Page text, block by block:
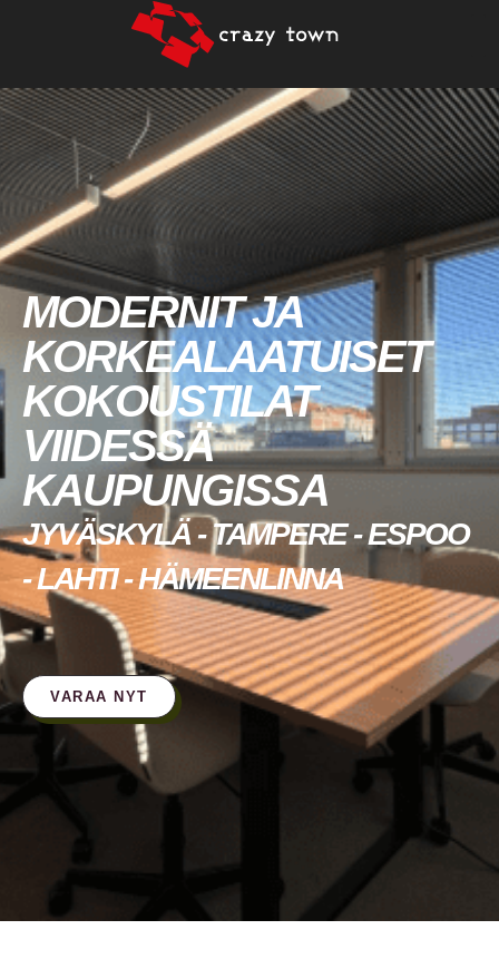
MODERNIT JA
KORKEALAATUISET
KOKOUSTILAT
VIIDESSÄ
KAUPUNGISSA
JYVÄSKYLÄ - TAMPERE - ESPOO
- LAHTI - HÄMEENLINNA
VARAA NYT